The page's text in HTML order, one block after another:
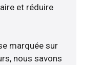
et réduire
marquée sur
nous savons